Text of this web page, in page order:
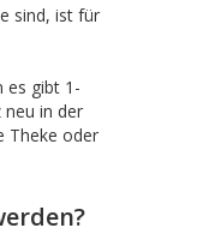
sind, ist für
es gibt 1-
neu in der
Theke oder